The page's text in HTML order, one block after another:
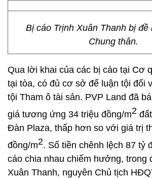
Bị cáo Trịnh Xuân Thanh bị đề
Chung thân.
Qua lời khai của các bị cáo tại Cơ
tại tòa, có đủ cơ sở để luận tội đối
tội Tham ô tài sản. PVP Land đã
giá tương ứng 34 triệu đồng/m2
Đàn Plaza, thấp hơn so với giá trị
đồng/m2. Số tiền chênh lệch 87 tỷ
cáo chia nhau chiếm hưởng, trong
Xuân Thanh, nguyên Chủ tịch